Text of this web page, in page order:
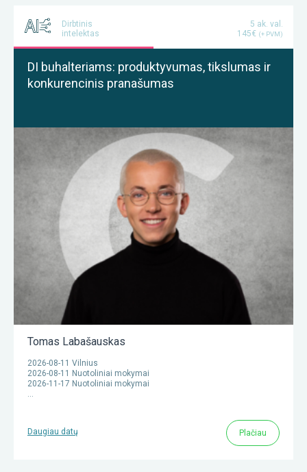
Dirbtinis
intelektas
5 ak. val.
145€ (+ PVM)
DI buhalteriams: produktyvumas, tikslumas ir
konkurencinis pranašumas
Tomas Labašauskas
2026-08-11 Vilnius
2026-08-11 Nuotoliniai mokymai
2026-11-17 Nuotoliniai mokymai
…
Daugiau datų Plačiau